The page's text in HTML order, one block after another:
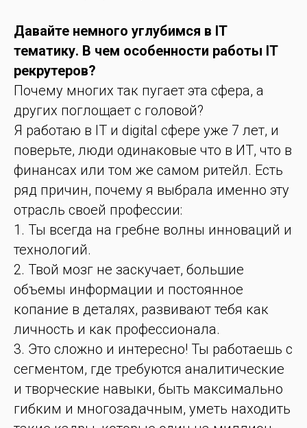
Давайте немного углубимся в IT
тематику. В чем особенности работы IT
рекрутеров?
Почему многих так пугает эта сфера, а
других поглощает с головой?
Я работаю в IT и digital сфере уже 7 лет, и
поверьте, люди одинаковые что в ИТ, что в
финансах или том же самом ритейл. Есть
ряд причин, почему я выбрала именно эту
отрасль своей профессии:
1. Ты всегда на гребне волны инноваций и
технологий.
2. Твой мозг не заскучает, большие
объемы информации и постоянное
копание в деталях, развивают тебя как
личность и как профессионала.
3. Это сложно и интересно! Ты работаешь с
сегментом, где требуются аналитические
и творческие навыки, быть максимально
гибким и многозадачным, уметь находить